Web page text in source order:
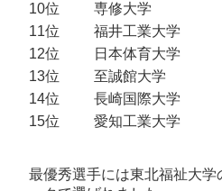
10位
専修大学
11位
福井工業大学
12位
日本体育大学
13位
至誠館大学
14位
長崎国際大学
15位
愛知工業大学
最優秀選手には東北福祉大学